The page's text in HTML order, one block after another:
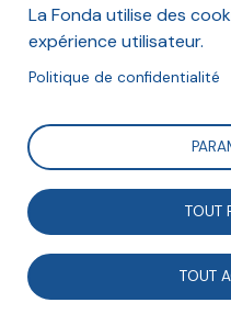
Bénévolat, Le
des associations
Contribution à l'analyse
La Fonda utilise des
expérience utilisateur.
Politique de confidentialité
TOUT
TOUT